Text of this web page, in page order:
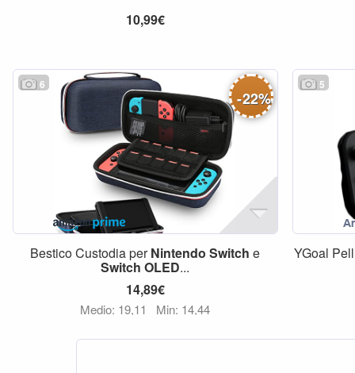
10,99€
6
-22%
Bestico Custodia perNintendo Switch e
Switch OLED...
14,89€
Medio: 19,11 Min: 14,44
5
YGoal